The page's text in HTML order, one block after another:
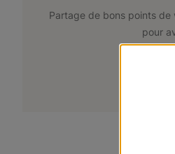
Partage de bons points de
pour